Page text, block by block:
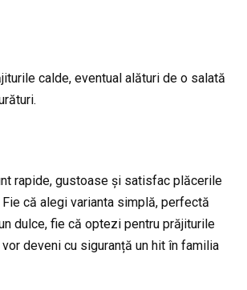
calde, eventual alături de o salată
rapide, gustoase și satisfac plăcerile
că alegi varianta simplă, perfectă
dulce, fie că optezi pentru prăjiturile
deveni cu siguranță un hit în familia